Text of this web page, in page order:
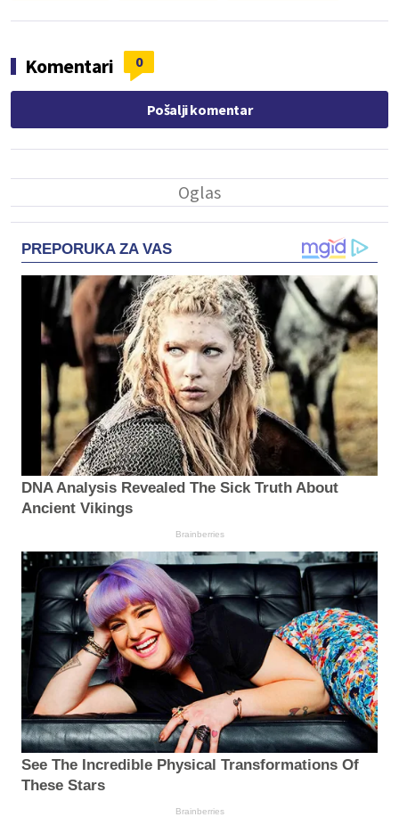
Komentari 0
Pošalji komentar
PREPORUKA ZA VAS
DNA Analysis Revealed The Sick Truth About
Ancient Vikings
Brainberries
See The Incredible Physical Transformations Of
These Stars
Brainberries